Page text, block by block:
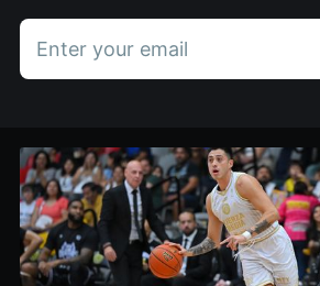
Enter your email